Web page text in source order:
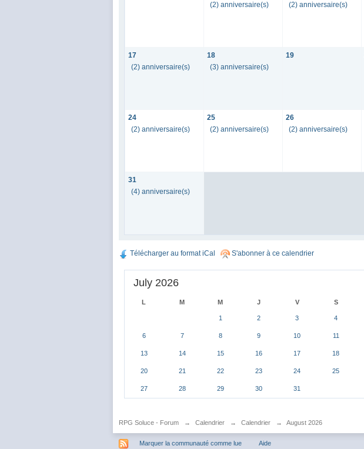
(2) anniversaire(s)
(2) anniversaire(s)
17
(2) anniversaire(s)
18
(3) anniversaire(s)
19
24
(2) anniversaire(s)
25
(2) anniversaire(s)
26
(2) anniversaire(s)
31
(4) anniversaire(s)
Télécharger au format iCal S'abonner à ce calendrier
July 2026
L M M J V S
1 2 3 4
6 7 8 9 10 11
13 14 15 16 17 18
20 21 22 23 24 25
27 28 29 30 31
RPG Soluce - Forum → Calendrier → Calendrier → August 2026
Marquer la communauté comme lue Aide